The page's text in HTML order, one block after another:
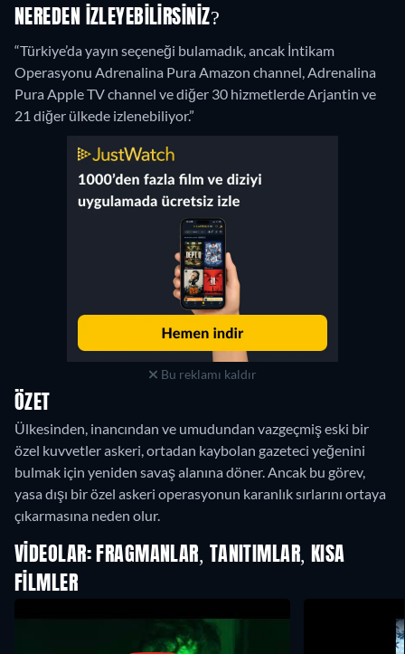
NEREDEN IZLEYEBILIRSINIZ?
“Türkiye’da yayın seçeneği bulamadık, ancak İntikam
Operasyonu Adrenalina Pura Amazon channel, Adrenalina
Pura Apple TV channel ve diğer 30 hizmetlerde Arjantin ve
21 diğer ülkede izlenebiliyor.”
Bu reklamı kaldır
ÖZET
Ülkesinden, inancından ve umudundan vazgeçmiş eski bir
özel kuvvetler askeri, ortadan kaybolan gazeteci yeğenini
bulmak için yeniden savaş alanına döner. Ancak bu görev,
yasa dışı bir özel askeri operasyonun karanlık sırlarını ortaya
çıkarmasına neden olur.
VIDEOLAR: FRAGMANLAR, TANITIMLAR, KISA
FILMLER